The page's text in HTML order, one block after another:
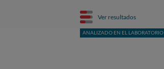
Ver resultados
ANALIZADO EN EL LABORATORIO